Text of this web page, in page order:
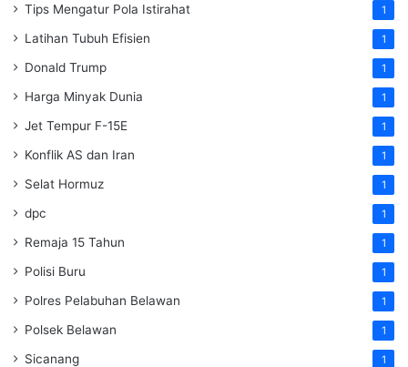
Tips Mengatur Pola Istirahat 1
Latihan Tubuh Efisien 1
Donald Trump 1
Harga Minyak Dunia 1
Jet Tempur F-15E 1
Konflik AS dan Iran 1
Selat Hormuz 1
dpc 1
Remaja 15 Tahun 1
Polisi Buru 1
Polres Pelabuhan Belawan 1
Polsek Belawan 1
Sicanang 1